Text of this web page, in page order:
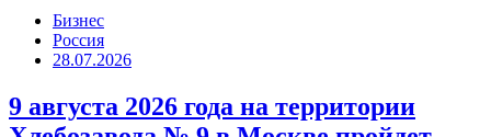
Бизнес
Россия
28.07.2026
9 августа 2026 года на территории